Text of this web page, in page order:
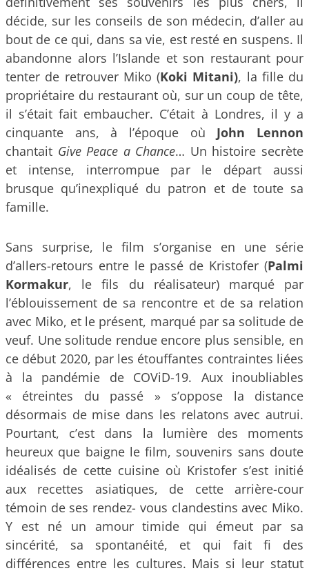
décide, sur les conseils de son médecin, d’aller au
bout de ce qui, dans sa vie, est resté en suspens. Il
abandonne alors l’Islande et son restaurant pour
tenter de retrouver Miko (Koki Mitani), la fille du
propriétaire du restaurant où, sur un coup de tête,
il s’était fait embaucher. C’était à Londres, il y a
cinquante ans, à l’époque où John Lennon
chantait Give Peace a Chance… Un histoire secrète
et intense, interrompue par le départ aussi
brusque qu’inexpliqué du patron et de toute sa
famille.
Sans surprise, le film s’organise en une série
d’allers-retours entre le passé de Kristofer (Palmi
Kormakur, le fils du réalisateur) marqué par
l’éblouissement de sa rencontre et de sa relation
avec Miko, et le présent, marqué par sa solitude de
veuf. Une solitude rendue encore plus sensible, en
ce début 2020, par les étouffantes contraintes liées
à la pandémie de COViD-19. Aux inoubliables
« étreintes du passé » s’oppose la distance
désormais de mise dans les relatons avec autrui.
Pourtant, c’est dans la lumière des moments
heureux que baigne le film, souvenirs sans doute
idéalisés de cette cuisine où Kristofer s’est initié
aux recettes asiatiques, de cette arrière-cour
témoin de ses rendez- vous clandestins avec Miko.
Y est né un amour timide qui émeut par sa
sincérité, sa spontanéité, et qui fait fi des
différences entre les cultures. Mais si leur statut